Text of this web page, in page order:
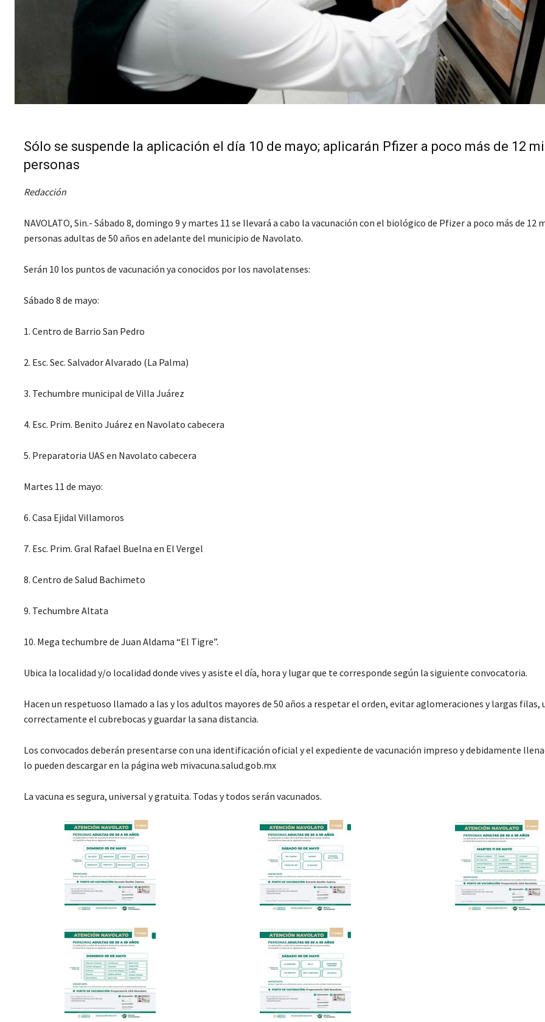
Sólo se suspende la aplicación el día 10 de mayo; aplicarán Pfizer a poco más de 12
personas
Redacción
NAVOLATO, Sin.- Sábado 8, domingo 9 y martes 11 se llevará a cabo la vacunación con el biológico de Pfizer a poco más de 12
personas adultas de 50 años en adelante del municipio de Navolato.
Serán 10 los puntos de vacunación ya conocidos por los navolatenses:
Sábado 8 de mayo:
1. Centro de Barrio San Pedro
2. Esc. Sec. Salvador Alvarado (La Palma)
3. Techumbre municipal de Villa Juárez
4. Esc. Prim. Benito Juárez en Navolato cabecera
5. Preparatoria UAS en Navolato cabecera
Martes 11 de mayo:
6. Casa Ejidal Villamoros
7. Esc. Prim. Gral Rafael Buelna en El Vergel
8. Centro de Salud Bachimeto
9. Techumbre Altata
10. Mega techumbre de Juan Aldama “El Tigre”.
Ubica la localidad y/o localidad donde vives y asiste el día, hora y lugar que te corresponde según la siguiente convocatoria.
Hacen un respetuoso llamado a las y los adultos mayores de 50 años a respetar el orden, evitar aglomeraciones y largas filas,
correctamente el cubrebocas y guardar la sana distancia.
Los convocados deberán presentarse con una identificación oficial y el expediente de vacunación impreso y debidamente
lo pueden descargar en la página web mivacuna.salud.gob.mx
La vacuna es segura, universal y gratuita. Todas y todos serán vacunados.